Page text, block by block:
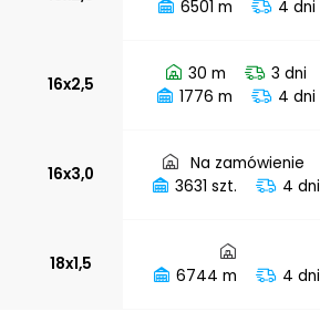
6501 m
4 dni
16x2,5
30 m
3 dni
1776 m
4 dni
16x3,0
Na zamówienie
3631 szt.
4 dni
18x1,5
6744 m 4 dni